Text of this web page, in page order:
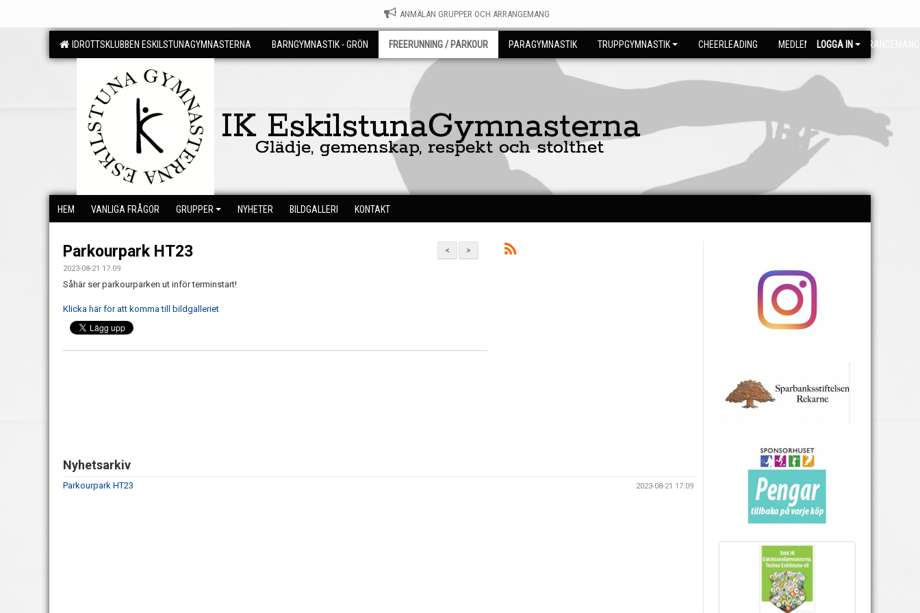
ANMÄLAN GRUPPER OCH ARRANGEMANG
IDROTTSKLUBBEN ESKILSTUNAGYMNASTERNA BARNGYMNASTIK - GRÖN FREERUNNING / PARKOUR PARAGYMNASTIK TRUPPGYMNASTIK CHEERLEADING MEDLEMSSIDA ARRANGEMANG
LOGGA IN
IK EskilstunaGymnasterna
Glädje, gemenskap, respekt och stolthet
HEM VANLIGA FRÅGOR GRUPPER NYHETER BILDGALLERI KONTAKT
>
<
Parkourpark HT23
2023-08-21 17:09
Såhär ser parkourparken ut inför terminstart!
Klicka här för att komma till bildgalleriet
Nyhetsarkiv
Parkourpark HT23 2023-08-21 17:09